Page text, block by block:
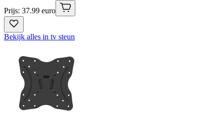
Prijs: 37.99 euro
Bekijk alles in tv steun